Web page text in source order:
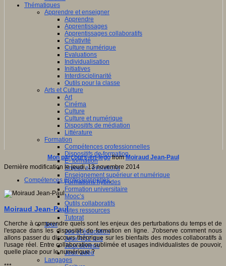
Thématiques
Apprendre et enseigner
Apprendre
Apprentissages
Apprentissages collaboratifs
Créativité
Culture numérique
Evaluations
Individualisation
Initiatives
Interdisciplinarité
Outils pour la classe
Arts et Culture
Art
Cinéma
Culture
Culture et numérique
Dispositifs de médiation
Littérature
Formation
Compétences professionnelles
Dispositifs de formation
E- formation
Enjeux et évolutions
Enseignement supérieur et numérique
Formations hybrides
Formation universitaire
Mooc’s
Outils collaboratifs
Sites ressources
Tutorat
Jeux
Jeu et éducation
Jeux 4/12 ans
Jeux sérieux
Jeux vidéo
Langages
Mon parcours-en-légo fromMoiraud Jean-Paul
Dernière modification le jeudi, 13 novembre 2014
Compétences professionnelles,
Moiraud Jean-Paul
Cherche à comprendre quels sont les enjeux des perturbations du temps et de
l'espace dans les dispositifs de formation en ligne. J'observe comment nous
allons passer du discours théorique sur les bienfaits des modes collaboratifs à
l'usage réel. Entre collaboration sublimée et usages individualistes de pouvoir,
quelle place pour le numérique ?